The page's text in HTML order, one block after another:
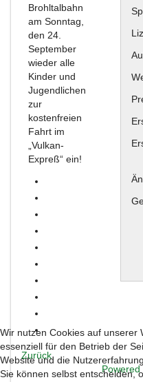
Brohltalbahn
am Sonntag,
den 24.
September
wieder alle
Kinder und
Jugendlichen
zur
kostenfreien
Fahrt im
„Vulkan-
Expreß“ ein!
Zurück
Wir nutzen Cookies auf unserer
essenziell für den Betrieb der
Website und die
Sie können selbst entscheiden,